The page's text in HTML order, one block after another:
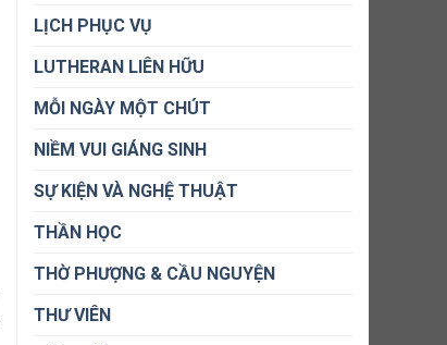
LỊCH PHỤC VỤ
LUTHERAN LIÊN HỮU
MỖI NGÀY MỘT CHÚT
NIỀM VUI GIÁNG SINH
SỰ KIỆN VÀ NGHỆ THUẬT
THẦN HỌC
THỜ PHƯỢNG & CẦU NGUYỆN
THƯ VIÊN